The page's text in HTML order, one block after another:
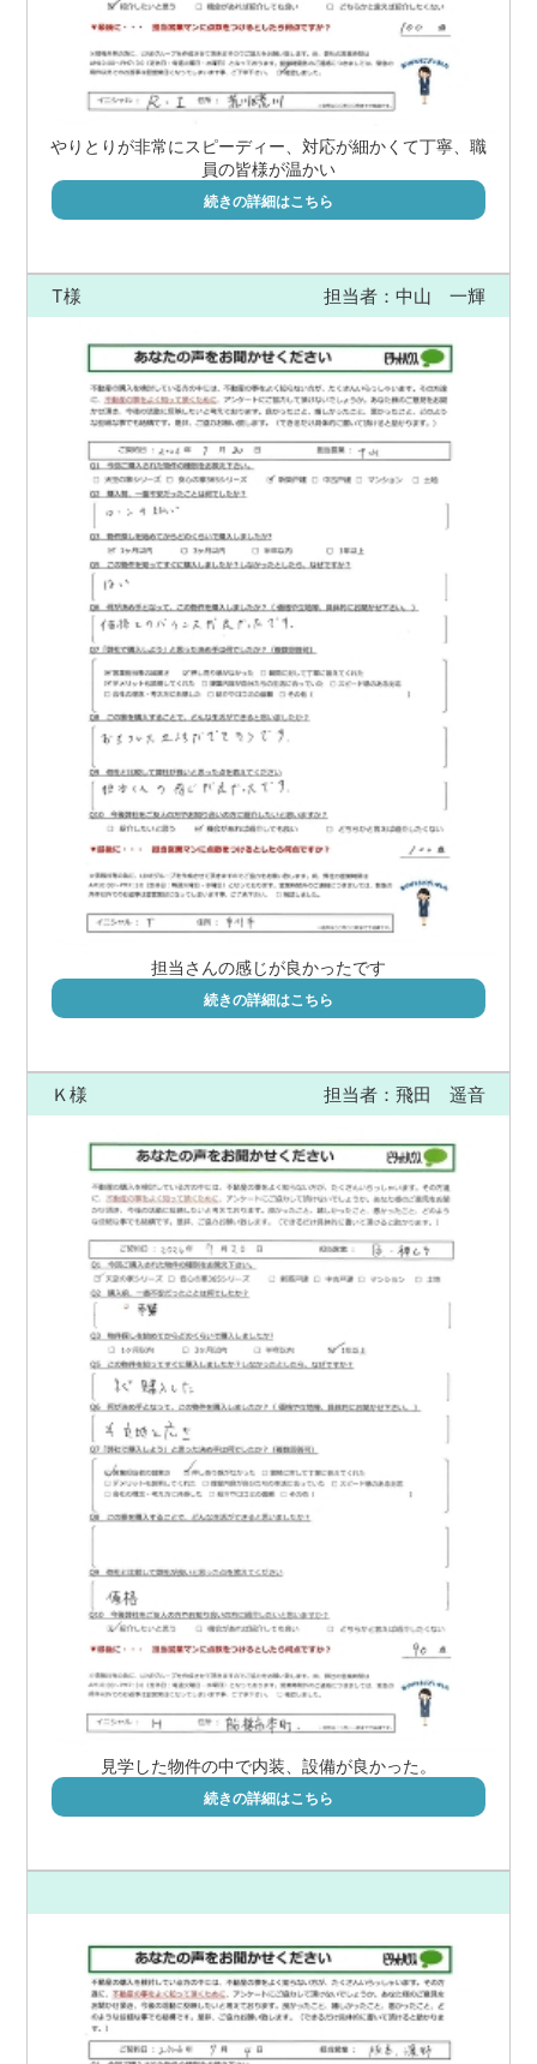
やりとりが非常にスピーディー、対応が細かくて丁寧、職
員の皆様が温かい
続きの詳細はこちら
T様 担当者：中山 一輝
担当さんの感じが良かったです
続きの詳細はこちら
Ｋ様 担当者：飛田 遥音
見学した物件の中で内装、設備が良かった。
続きの詳細はこちら